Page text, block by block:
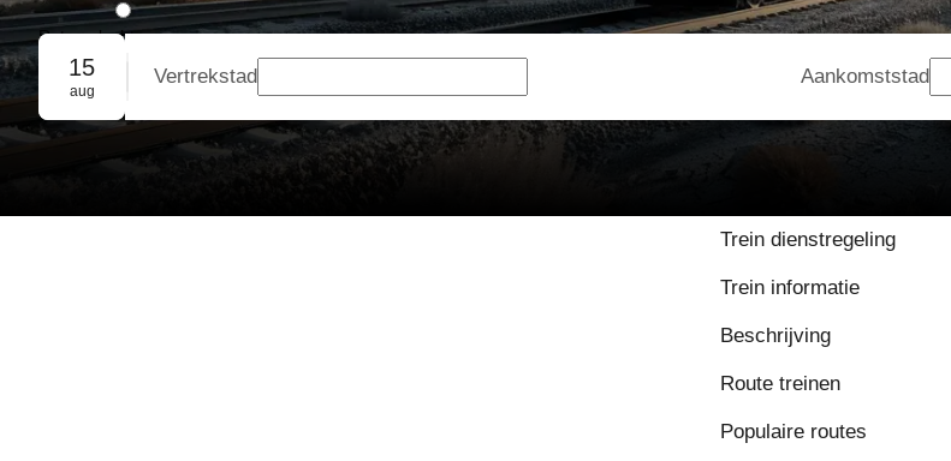
Retourvlucht
Groepsreservering
15
aug
Vertrekstad Aankomststad
Trein dienstregeling
Trein informatie
Beschrijving
Route treinen
Populaire routes